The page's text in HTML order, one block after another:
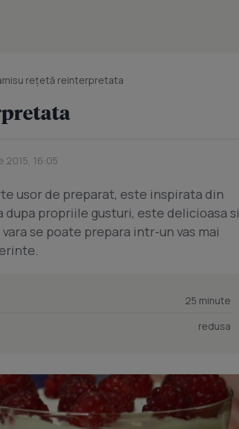
reţetă reinterpretata
2015, 16:05
usor de preparat, este inspirata din
propriile gusturi, este delicioasa si
se poate prepara intr-un vas mai
25 minute
redusa